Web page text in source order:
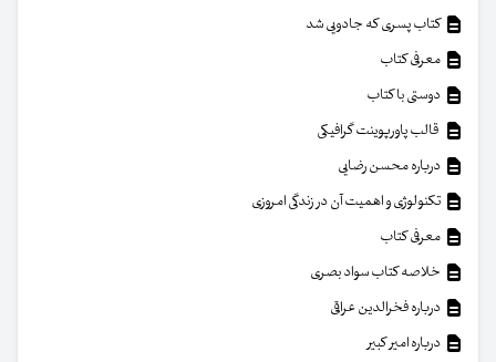
کتاب پسری که جادویی شد
معرفی کتاب
دوستی با کتاب
قالب پاورپوینت گرافیکی
درباره محسن رضایی
تکنولوژی و اهمیت آن در زندگی امروزی
معرفی کتاب
خلاصه کتاب سواد بصری
درباره فخرالدین عراقی
درباره امیر کبیر